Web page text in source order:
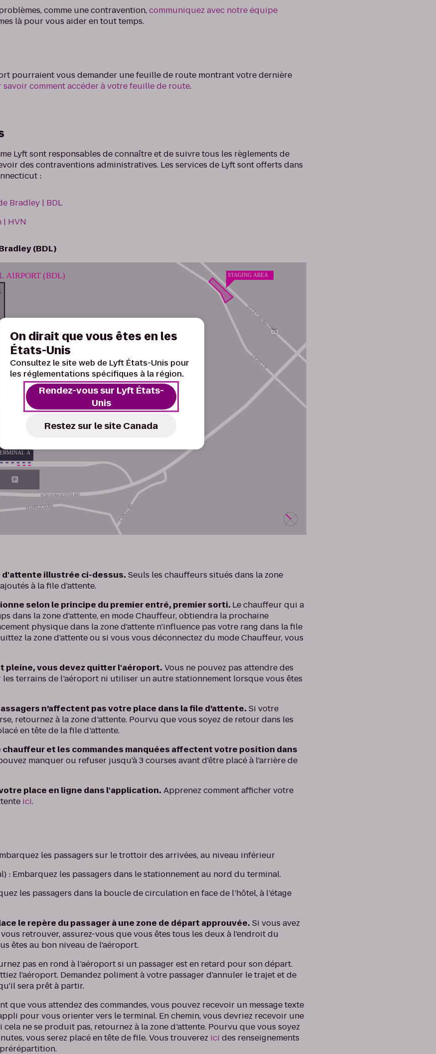
comme une contravention,communiquez avec notre équipe
là pour vous aider en tout temps.
pourraient vous demander une feuille de route montrant votre dernière
comment accéder à votre feuille de route.
Lyft sont responsables de connaître et de suivre tous les règlements de
des contraventions administratives. Les services de Lyft sont offerts dans
:
Bradley | BDL
| HVN
(BDL)
d'attente illustrée ci-dessus. Seuls les chauffeurs situés dans la zone
à la file d'attente.
selon le principe du premier entré, premier sorti. Le chauffeur qui a
dans la zone d'attente, en mode Chauffeur, obtiendra la prochaine
physique dans la zone d'attente n'influence pas votre rang dans la file
la zone d'attente ou si vous vous déconnectez du mode Chauffeur, vous
pleine, vous devez quitter l'aéroport. Vous ne pouvez pas attendre des
terrains de l’aéroport ni utiliser un autre stationnement lorsque vous êtes
n’affectent pas votre place dans la file d’attente. Si votre
retournez à la zone d’attente. Pourvu que vous soyez de retour dans les
en tête de la file d’attente.
chauffeur et les commandes manquées affectent votre position dans
manquer ou refuser jusqu'à 3 courses avant d'être placé à l'arrière de
place en ligne dans l'application. Apprenez comment afficher votre
ici.
les passagers sur le trottoir des arrivées, au niveau inférieur
: Embarquez les passagers dans le stationnement au nord du terminal.
les passagers dans la boucle de circulation en face de l’hôtel, à l’étage
le repère du passager à une zone de départ approuvée. Si vous avez
retrouver, assurez-vous que vous êtes tous les deux à l'endroit du
êtes au bon niveau de l'aéroport.
pas en rond à l’aéroport si un passager est en retard pour son départ.
l'aéroport. Demandez poliment à votre passager d'annuler le trajet et de
sera prêt à partir.
que vous attendez des commandes, vous pouvez recevoir un message texte
pour vous orienter vers le terminal. En chemin, vous devriez recevoir une
cela ne se produit pas, retournez à la zone d’attente. Pourvu que vous soyez
vous serez placé en tête de file. Vous trouverez ici des renseignements
On dirait que vous êtes en les
États-Unis
Consultez le site web de Lyft États-Unis pour
les réglementations spécifiques à la région.
Rendez-vous sur Lyft États-
Unis
Restez sur le site Canada